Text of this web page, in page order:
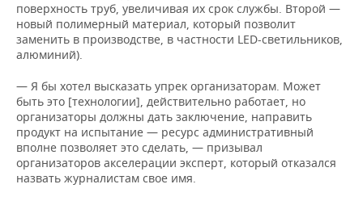
поверхность труб, увеличивая их срок службы. Второй —
новый полимерный материал, который позволит
заменить в производстве, в частности LED-светильников,
алюминий).
— Я бы хотел высказать упрек организаторам. Может
быть это [технологии], действительно работает, но
организаторы должны дать заключение, направить
продукт на испытание — ресурс административный
вполне позволяет это сделать, — призывал
организаторов акселерации эксперт, который отказался
назвать журналистам свое имя.